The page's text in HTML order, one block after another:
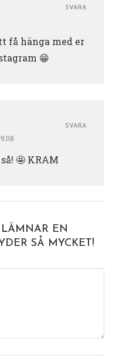
få hänga med er
😁
SVARA
🤩 KRAM
SVARA
EN
SÅ MYCKET!